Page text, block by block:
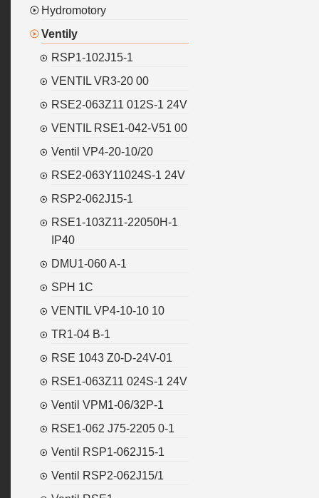
Hydromotory
Ventily
RSP1-102J15-1
VENTIL VR3-20 00
RSE2-063Z11 012S-1 24V
VENTIL RSE1-042-V51 00
Ventil VP4-20-10/20
RSE2-063Y11024S-1 24V
RSP2-062J15-1
RSE1-103Z11-22050H-1
IP40
DMU1-060 A-1
SPH 1C
VENTIL VP4-10-10 10
TR1-04 B-1
RSE 1043 Z0-D-24V-01
RSE1-063Z11 024S-1 24V
Ventil VPM1-06/32P-1
RSE1-062 J75-2205 0-1
Ventil RSP1-062J15-1
Ventil RSP2-062J15/1